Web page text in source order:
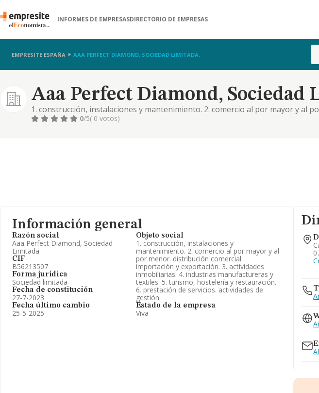
INFORMES DE EMPRESASDIRECTORIO DE EMPRESAS
EMPRESITE ESPAÑA AAA PERFECT DIAMOND, SOCIEDAD LIMITADA.
Aaa Perfect Diamond, Sociedad
1. construcción, instalaciones y mantenimiento. 2. comercio al por mayor y al
comercial. importación y exportación. 3. actividades inmobiliarias. 4. industrias
0/5( 0 votos)
Información general
Razón social
Aaa Perfect Diamond, Sociedad
Limitada.
CIF
B56213507
Forma jurídica
Sociedad limitada
Fecha de constitución
27-7-2023
Fecha último cambio
25-5-2025
Objeto social
1. construcción, instalaciones y
mantenimiento. 2. comercio al por mayor y al
por menor. distribución comercial.
importación y exportación. 3. actividades
inmobiliarias. 4. industrias manufactureras y
textiles. 5. turismo, hostelería y restauración.
6. prestación de servicios. actividades de
gestión
Estado de la empresa
Viva